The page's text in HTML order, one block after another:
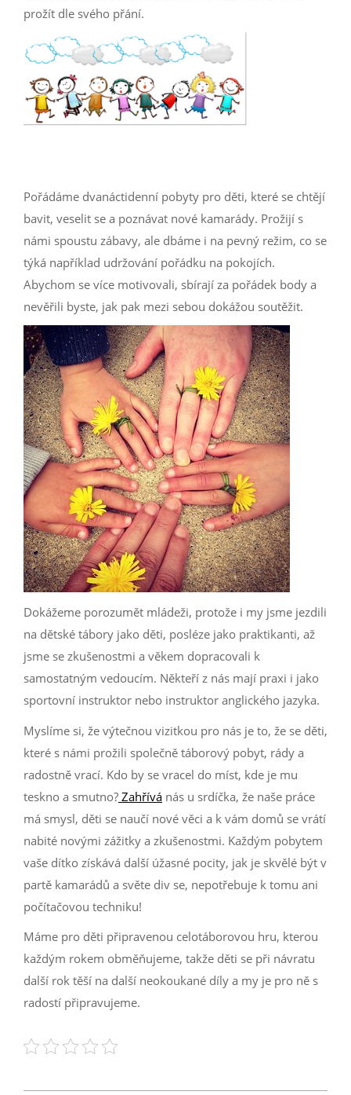
prožít dle svého přání.
Pořádáme dvanáctidenní pobyty pro děti, které se chtějí
bavit, veselit se a poznávat nové kamarády. Prožijí s
námi spoustu zábavy, ale dbáme i na pevný režim, co se
týká například udržování pořádku na pokojích.
Abychom se více motivovali, sbírají za pořádek body a
nevěřili byste, jak pak mezi sebou dokážou soutěžit.
Dokážeme porozumět mládeži, protože i my jsme jezdili
na dětské tábory jako děti, posléze jako praktikanti, až
jsme se zkušenostmi a věkem dopracovali k
samostatným vedoucím. Někteří z nás mají praxi i jako
sportovní instruktor nebo instruktor anglického jazyka.
Myslíme si, že výtečnou vizitkou pro nás je to, že se děti,
které s námi prožili společně táborový pobyt, rády a
radostně vrací. Kdo by se vracel do míst, kde je mu
teskno a smutno? Zahřívá nás u srdíčka, že naše práce
má smysl, děti se naučí nové věci a k vám domů se vrátí
nabité novými zážitky a zkušenostmi. Každým pobytem
vaše dítko získává další úžasné pocity, jak je skvělé být v
partě kamarádů a světe div se, nepotřebuje k tomu ani
počítačovou techniku!
Máme pro děti připravenou celotáborovou hru, kterou
každým rokem obměňujeme, takže děti se při návratu
další rok těší na další neokoukané díly a my je pro ně s
radostí připravujeme.